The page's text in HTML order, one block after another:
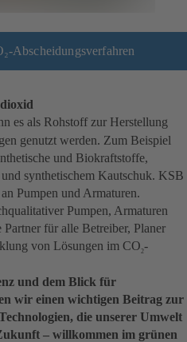
Abscheidungsverfahren
es als Rohstoff zur Herstellung
genutzt werden. Zum Beispiel
und Biokraftstoffe,
synthetischem Kautschuk. KSB
Pumpen und Armaturen.
Pumpen, Armaturen
für alle Betreiber, Planer
von Lösungen im CO2-
und dem Blick für
wir einen wichtigen Beitrag zur
die unserer Umwelt
– willkommen im grünen